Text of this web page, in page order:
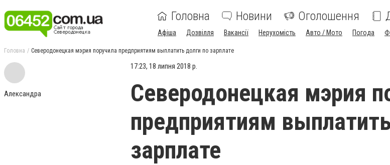
Головна Новини Оголошення
Афіша Дозвілля Вакансії Нерухомість Авто / Мото Погода
Головна Северодонецкая мэрия поручила предприятиям выплатить долги по зарплате
Александра
17:23, 18 липня 2018 р.
Северодонецкая мэрия
предприятиям
зарплате